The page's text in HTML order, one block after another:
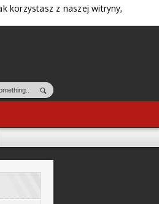
korzystasz z naszej witryny,